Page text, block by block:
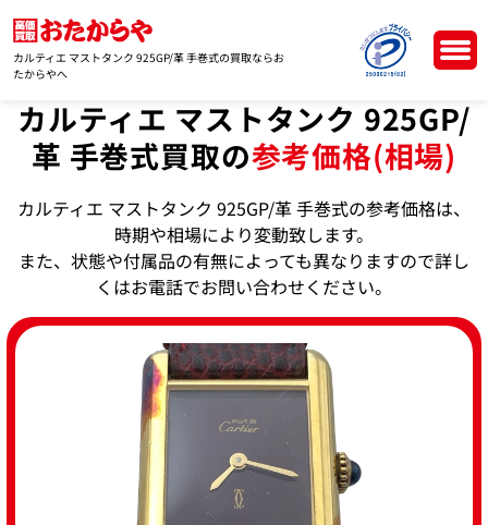
カルティエ マストタンク 925GP/革 手巻式の買取ならお
たからやへ
カルティエ マストタンク 925GP/
革 手巻式買取の参考価格(相場)
カルティエ マストタンク 925GP/革 手巻式の参考価格は、
時期や相場により変動致します。
また、状態や付属品の有無によっても異なりますので詳し
くはお電話でお問い合わせください。